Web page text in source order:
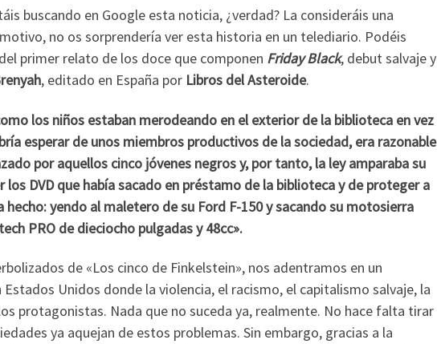
buscando en Google esta noticia, ¿verdad? La consideráis una
no os sorprendería ver esta historia en un telediario. Podéis
primer relato de los doce que componen Friday Black, debut salvaje y
, editado en España por Libros del Asteroide.
los niños estaban merodeando en el exterior de la biblioteca en vez
esperar de unos miembros productivos de la sociedad, era razonable
por aquellos cinco jóvenes negros y, por tanto, la ley amparaba su
DVD que había sacado en préstamo de la biblioteca y de proteger a
yendo al maletero de su Ford F-150 y sacando su motosierra
PRO de dieciocho pulgadas y 48cc».
de «Los cinco de Finkelstein», nos adentramos en un
Unidos donde la violencia, el racismo, el capitalismo salvaje, la
protagonistas. Nada que no suceda ya, realmente. No hace falta tirar
ya aquejan de estos problemas. Sin embargo, gracias a la